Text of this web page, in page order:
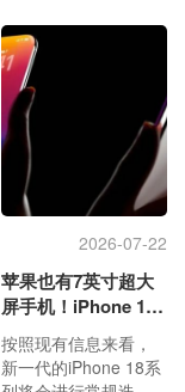
将与Pura X Max保持
一致，内屏和外屏比
例预计由上代的16:10
调整为2:1，内屏尺寸
依然维持在6.3英寸，
这一调整或许将带来
更加均衡的视觉体
验。
2026-07-22
苹果也有7英寸超大
屏手机！iPhone 18
Pro爆料汇总
按照现有信息来看，
新一代的iPhone 18系